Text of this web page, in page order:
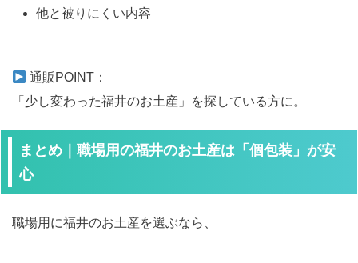
他と被りにくい内容
通販POINT：
「少し変わった福井のお土産」を探している方に。
まとめ｜職場用の福井のお土産は「個包装」が安
心
職場用に福井のお土産を選ぶなら、